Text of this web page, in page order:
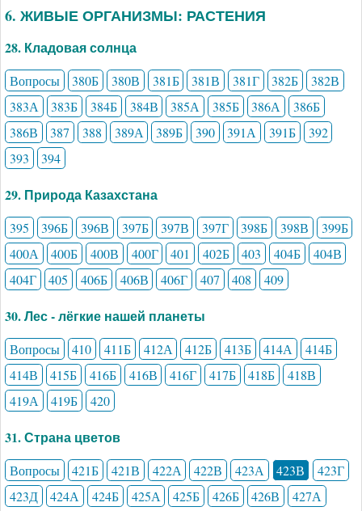
6. ЖИВЫЕ ОРГАНИЗМЫ: РАСТЕНИЯ
28. Кладовая солнца
Вопросы 380Б 380В 381Б 381В 381Г 382Б
382В
383А
383Б 384Б 384В 385А 385Б 386А
386Б
386В
387 388 389А 389Б 390 391А 391Б
392
393
394
29. Природа Казахстана
395 396Б 396В 397Б 397В 397Г 398Б 398В
399Б
400А
400Б 400В 400Г 401 402Б 403 404Б
404В
404Г
405 406Б 406В 406Г 407 408 409
30. Лес - лёгкие нашей планеты
Вопросы 410 411Б 412А 412Б 413Б 414А
414Б
414В
415Б 416Б 416В 416Г 417Б 418Б
418В
419А
419Б 420
31. Страна цветов
Вопросы 421Б 421В 422А 422В 423А 423В
423Г
423Д
424А 424Б 425А 425Б 426Б 426В 427А